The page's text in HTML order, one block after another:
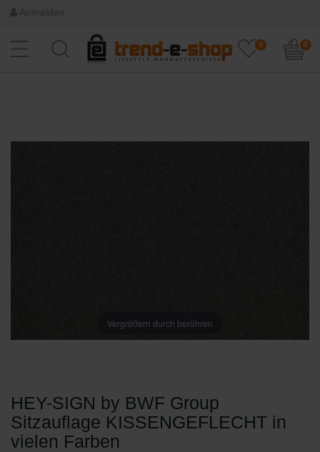
0 0
Vergrößern durch berühren
HEY-SIGN by BWF Group
Sitzauflage KISSENGEFLECHT in
vielen Farben